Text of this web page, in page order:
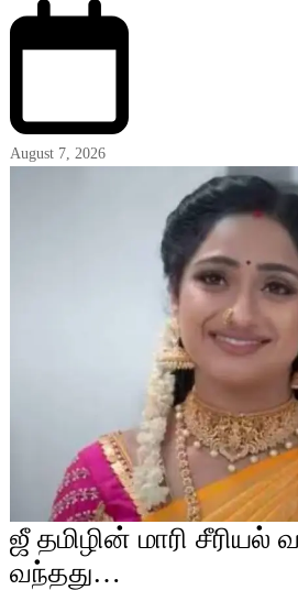
August 7, 2026
ஜீ தமிழின் மாரி சீரியல்
வந்தது…